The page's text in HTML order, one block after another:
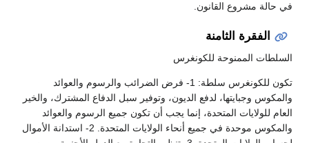
في حالة مشروع القانون.
الفقرة الثامنة
السلطات الممنوحة للكونغرس
تكون للكونغرس سلطة: 1- فرض الضرائب والرسوم والعوائد
والمكوس وجبايتها، لدفع الديون، وتوفير سبل الدفاع المشترك، والخير
العام للولايات المتحدة، إنما يجب أن تكون جميع الرسوم والعوائد
والمكوس موحدة في جميع أنحاء الولايات المتحدة. 2- استدانة الأموال